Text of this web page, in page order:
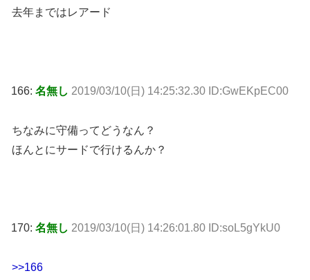
去年まではレアード
166: 名無し 2019/03/10(日) 14:25:32.30 ID:GwEKpEC00
ちなみに守備ってどうなん？
ほんとにサードで行けるんか？
170: 名無し 2019/03/10(日) 14:26:01.80 ID:soL5gYkU0
>>166